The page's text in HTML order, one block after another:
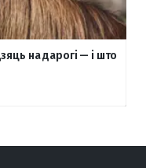
на дарогі — і што